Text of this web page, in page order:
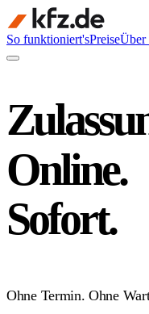
So funktioniert'sPreiseÜber
Online.
Sofort.
Ohne Termin. Ohne